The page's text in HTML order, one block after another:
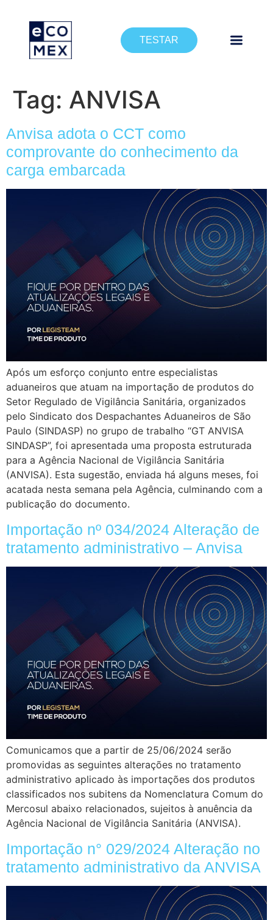
TESTAR
Tag: ANVISA
Anvisa adota o CCT como
comprovante do conhecimento da
carga embarcada
Após um esforço conjunto entre especialistas
aduaneiros que atuam na importação de produtos do
Setor Regulado de Vigilância Sanitária, organizados
pelo Sindicato dos Despachantes Aduaneiros de São
Paulo (SINDASP) no grupo de trabalho “GT ANVISA
SINDASP”, foi apresentada uma proposta estruturada
para a Agência Nacional de Vigilância Sanitária
(ANVISA). Esta sugestão, enviada há alguns meses, foi
acatada nesta semana pela Agência, culminando com a
publicação do documento.
Importação nº 034/2024 Alteração de
tratamento administrativo – Anvisa
Comunicamos que a partir de 25/06/2024 serão
promovidas as seguintes alterações no tratamento
administrativo aplicado às importações dos produtos
classificados nos subitens da Nomenclatura Comum do
Mercosul abaixo relacionados, sujeitos à anuência da
Agência Nacional de Vigilância Sanitária (ANVISA).
Importação n° 029/2024 Alteração no
tratamento administrativo da ANVISA